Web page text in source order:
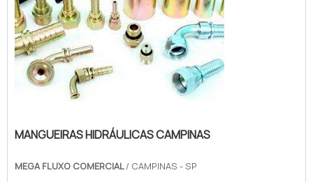
MANGUEIRAS HIDRÁULICAS CAMPINAS
MEGA FLUXO COMERCIAL/ CAMPINAS - SP